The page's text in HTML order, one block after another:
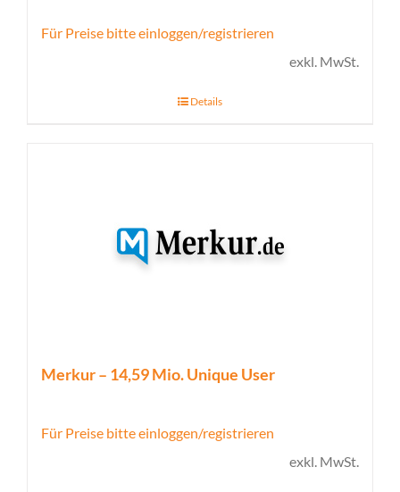
Für Preise bitte einloggen/registrieren
exkl. MwSt.
Details
Merkur – 14,59 Mio. Unique User
Für Preise bitte einloggen/registrieren
exkl. MwSt.